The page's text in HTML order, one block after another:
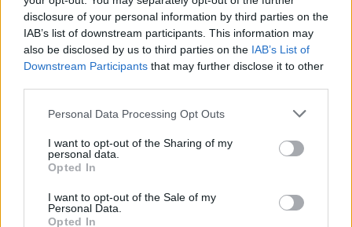
disclosure of your personal information by third parties on the
IAB’s list of downstream participants. This information may
also be disclosed by us to third parties on the IAB’s List of
Downstream Participants that may further disclose it to other
Personal Data Processing Opt Outs
I want to opt-out of the Sharing of my
personal data.
Opted In
I want to opt-out of the Sale of my
Personal Data.
Opted In
„Az ember megpróbálja a maga